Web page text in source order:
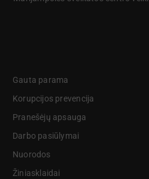
Gauta parama
Korupcijos prevencija
Pranešėjų apsauga
Darbo pasiūlymai
Nuorodos
Žiniasklaidai